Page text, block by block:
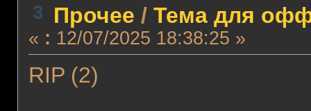
3 Прочее / Тема для
« : 12/07/2025 18:38:25 »
RIP (2)